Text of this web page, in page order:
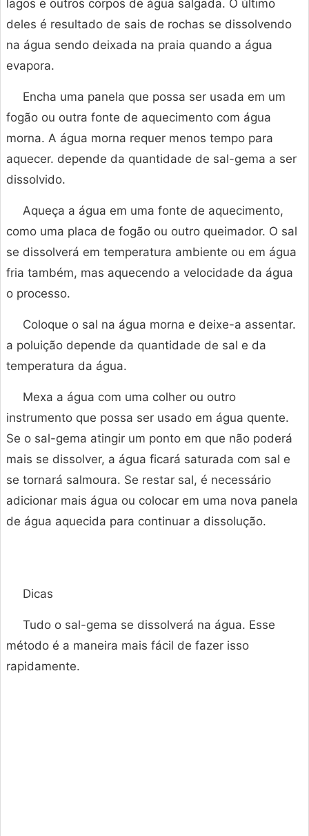
lagos e outros corpos de água salgada. O último
deles é resultado de sais de rochas se dissolvendo
na água sendo deixada na praia quando a água
evapora.
Encha uma panela que possa ser usada em um
fogão ou outra fonte de aquecimento com água
morna. A água morna requer menos tempo para
aquecer. depende da quantidade de sal-gema a ser
dissolvido.
Aqueça a água em uma fonte de aquecimento,
como uma placa de fogão ou outro queimador. O sal
se dissolverá em temperatura ambiente ou em água
fria também, mas aquecendo a velocidade da água
o processo.
Coloque o sal na água morna e deixe-a assentar.
a poluição depende da quantidade de sal e da
temperatura da água.
Mexa a água com uma colher ou outro
instrumento que possa ser usado em água quente.
Se o sal-gema atingir um ponto em que não poderá
mais se dissolver, a água ficará saturada com sal e
se tornará salmoura. Se restar sal, é necessário
adicionar mais água ou colocar em uma nova panela
de água aquecida para continuar a dissolução.
Dicas
Tudo o sal-gema se dissolverá na água. Esse
método é a maneira mais fácil de fazer isso
rapidamente.